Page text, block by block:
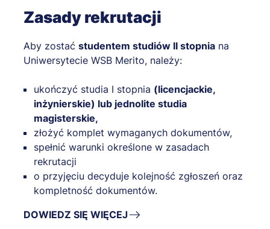
Zasady rekrutacji
Aby zostać studentem studiów II stopnia na
Uniwersytecie WSB Merito, należy:
ukończyć studia I stopnia (licencjackie,
inżynierskie) lub jednolite studia
magisterskie,
złożyć komplet wymaganych dokumentów,
spełnić warunki określone w zasadach
rekrutacji
o przyjęciu decyduje kolejność zgłoszeń oraz
kompletność dokumentów.
DOWIEDZ SIĘ WIĘCEJ